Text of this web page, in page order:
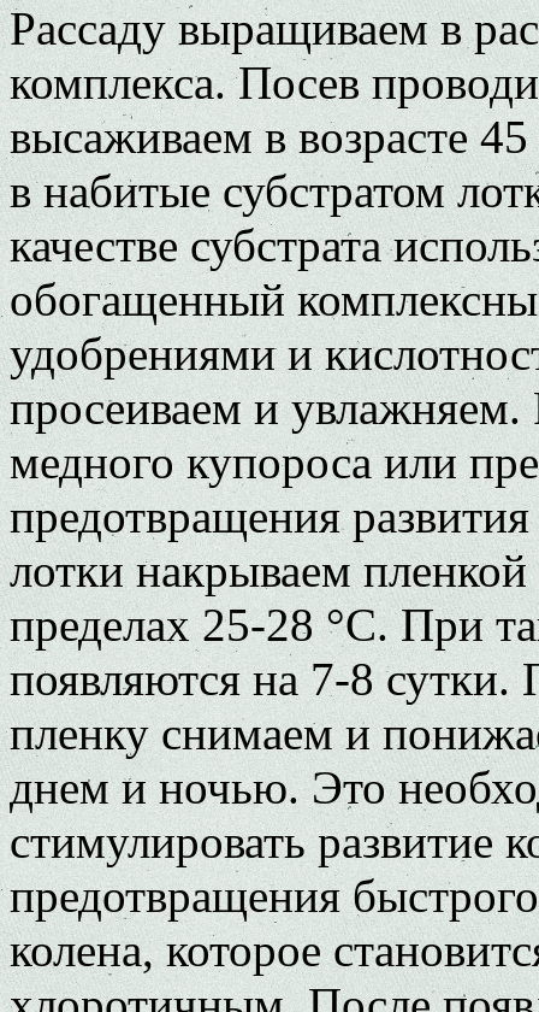
Рассаду выращиваем в
комплекса. Посев
высаживаем в возрасте
в набитые субстратом
качестве субстрата
обогащенный
удобрениями и
просеиваем и
медного купороса или
предотвращения
лотки накрываем
пределах 25-28 °C. При
появляются на 7-8 сутки.
пленку снимаем и
днем и ночью. Это
стимулировать развитие
предотвращения
колена, которое